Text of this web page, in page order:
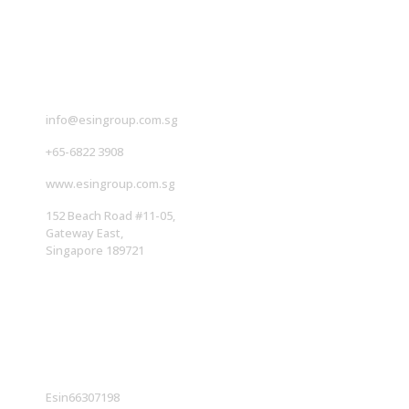
info@esingroup.com.sg
+65-6822 3908
www.esingroup.com.sg
152 Beach Road #11-05,
Gateway East,
Singapore 189721
Esin66307198